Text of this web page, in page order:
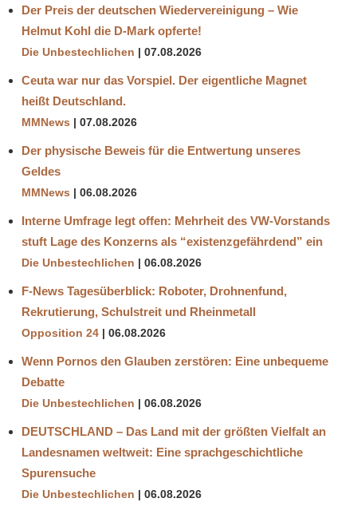
Der Preis der deutschen Wiedervereinigung – Wie
Helmut Kohl die D‑Mark opferte!
Die Unbestechlichen 07.08.2026
Ceuta war nur das Vorspiel. Der eigentliche Magnet
heißt Deutschland.
MMNews 07.08.2026
Der physische Beweis für die Entwertung unseres
Geldes
MMNews 06.08.2026
Interne Umfrage legt offen: Mehrheit des VW-Vorstands
stuft Lage des Konzerns als “existenzgefährdend” ein
Die Unbestechlichen 06.08.2026
F-News Tagesüberblick: Roboter, Drohnenfund,
Rekrutierung, Schulstreit und Rheinmetall
Opposition 24 06.08.2026
Wenn Pornos den Glauben zerstören: Eine unbequeme
Debatte
Die Unbestechlichen 06.08.2026
DEUTSCHLAND – Das Land mit der größten Vielfalt an
Landesnamen weltweit: Eine sprachgeschichtliche
Spurensuche
Die Unbestechlichen 06.08.2026